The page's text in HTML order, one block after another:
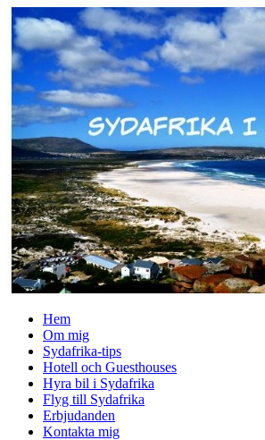
Skip
to
Main
Content
Hem
Om mig
Sydafrika-tips
Hotell och Guesthouses
Hyra bil i Sydafrika
Flyg till Sydafrika
Erbjudanden
Kontakta mig